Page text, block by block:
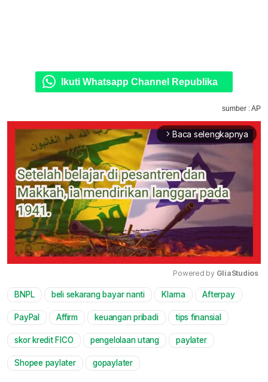
Ikuti Whatsapp Channel Republika
sumber : AP
arrow_forward_ios Baca selengkapnya
Mute
Powered by GliaStudios
BNPL beli sekarang bayar nanti Klarna Afterpay
PayPal Affirm keuangan pribadi tips finansial
skor kredit FICO pengelolaan utang paylater
Shopee paylater gopaylater